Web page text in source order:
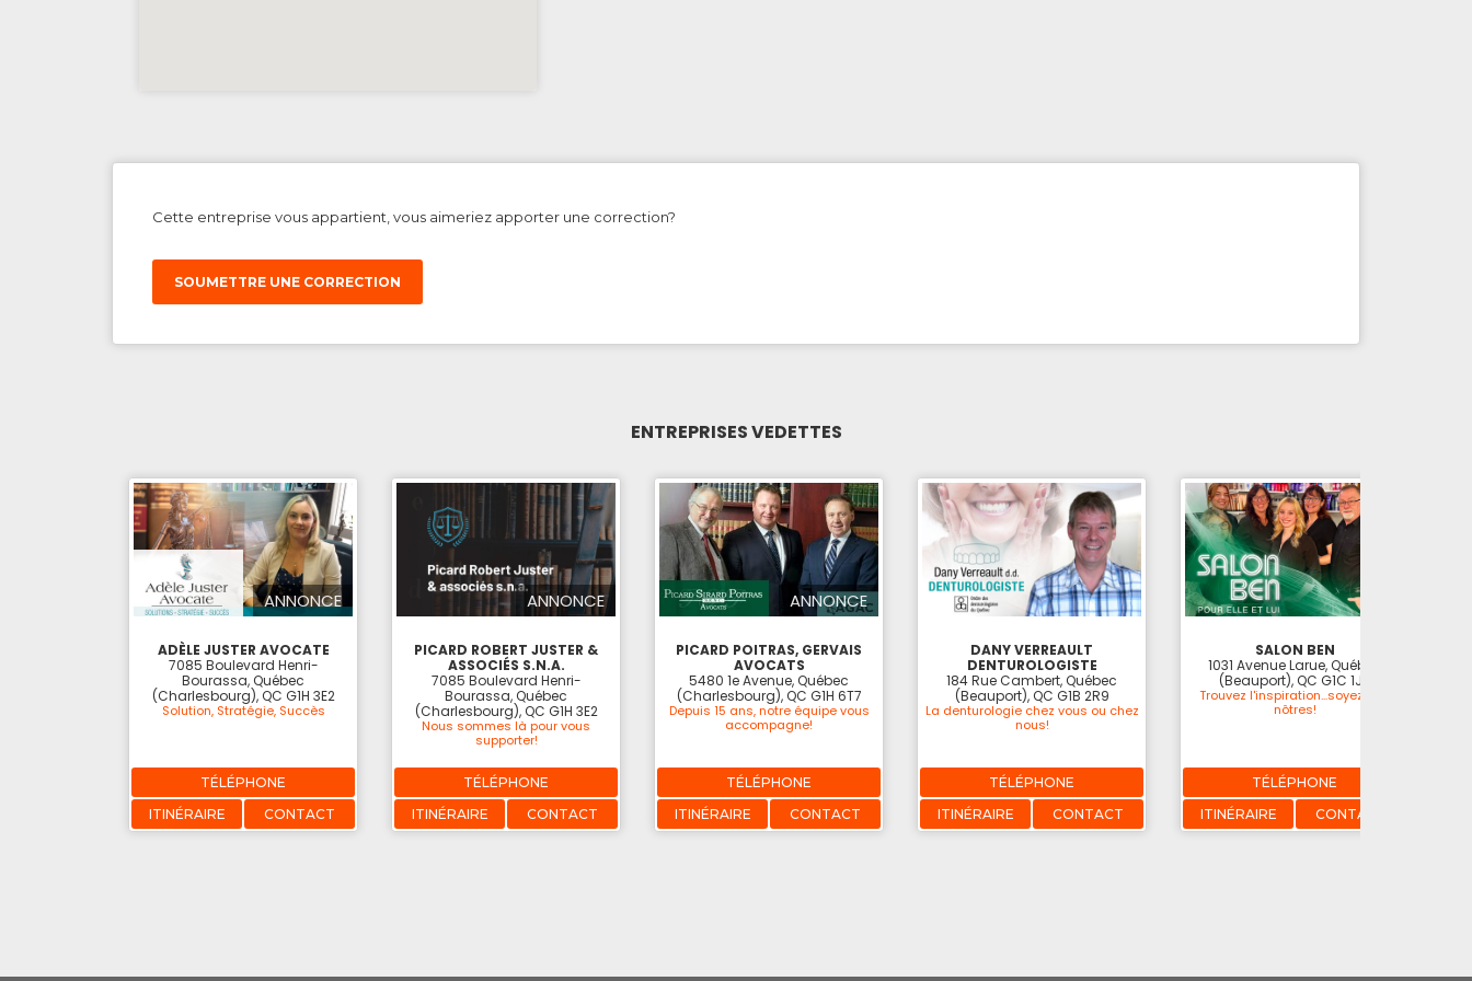
Cette entreprise vous appartient, vous aimeriez apporter une correction?
SOUMETTRE UNE CORRECTION
ENTREPRISES VEDETTES
ANNONCE
ADÈLE JUSTER AVOCATE
7085 Boulevard Henri-
Bourassa, Québec
(Charlesbourg), QC G1H 3E2
Solution, Stratégie, Succès
TÉLÉPHONE
ITINÉRAIRE
CONTACT
ANNONCE
PICARD ROBERT JUSTER &
ASSOCIÉS S.N.A.
7085 Boulevard Henri-
Bourassa, Québec
(Charlesbourg), QC G1H 3E2
Nous sommes là pour vous
supporter!
TÉLÉPHONE
ITINÉRAIRE
CONTACT
ANNONCE
PICARD POITRAS, GERVAIS
AVOCATS
5480 1e Avenue, Québec
(Charlesbourg), QC G1H 6T7
Depuis 15 ans, notre équipe vous
accompagne!
TÉLÉPHONE
ITINÉRAIRE
CONTACT
DANY VERREAULT
DENTUROLOGISTE
184 Rue Cambert, Québec
(Beauport), QC G1B 2R9
La denturologie chez vous ou chez
nous!
TÉLÉPHONE
ITINÉRAIRE
CONTACT
SALON BEN
1031 Avenue Larue, Québec
(Beauport), QC G1C 1J5
Trouvez l'inspiration...soyez des
nôtres!
TÉLÉPHONE
ITINÉRAIRE
CONTACT